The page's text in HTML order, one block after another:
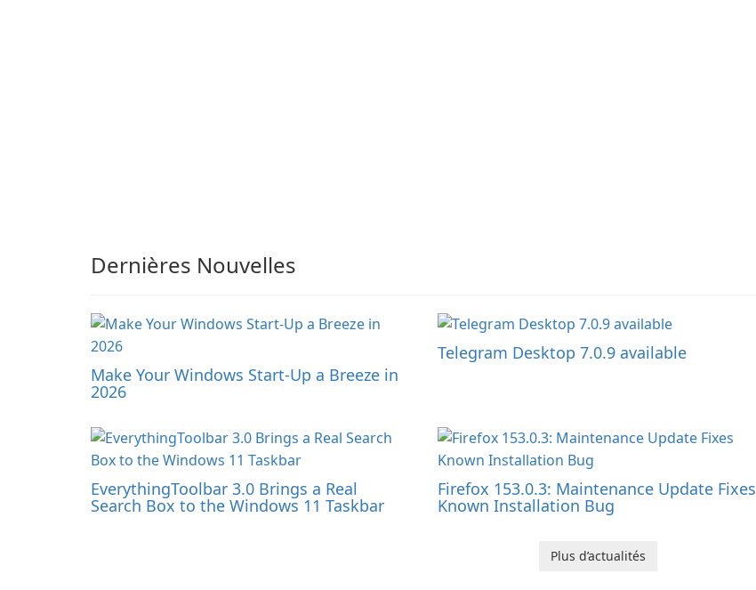
Dernières Nouvelles
Make Your Windows Start-Up a Breeze in
2026
Telegram Desktop 7.0.9 available
EverythingToolbar 3.0 Brings a Real
Search Box to the Windows 11 Taskbar
Firefox 153.0.3: Maintenance Update Fixes
Known Installation Bug
Plus d’actualités